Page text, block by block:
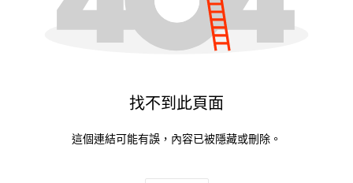
找不到此頁面
這個連結可能有誤，內容已被隱藏或刪除。